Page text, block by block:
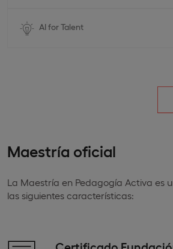
AI for Talent
Maestría oficial
La Maestría en Pedagogía Activa es
las siguientes características: